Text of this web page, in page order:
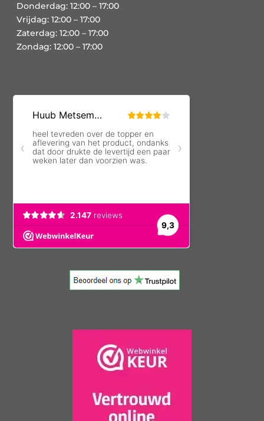
Donderdag: 12:00 – 17:00
Vrijdag: 12:00 – 17:00
Zaterdag: 12:00 – 17:00
Zondag: 12:00 – 17:00